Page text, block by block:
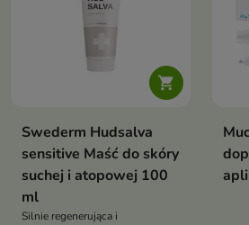

Swederm Hudsalva
sensitive Maść do skóry
suchej i atopowej 100
ml
Silnie regenerująca i